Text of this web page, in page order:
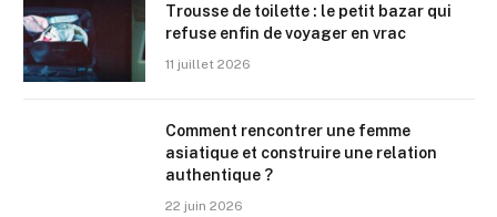
Trousse de toilette : le petit bazar qui
refuse enfin de voyager en vrac
11 juillet 2026
Comment rencontrer une femme
asiatique et construire une relation
authentique ?
22 juin 2026